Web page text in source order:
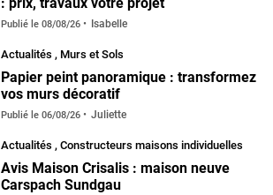
: prix, travaux votre projet
Publié le 08/08/26 Isabelle
Actualités , Murs et Sols
Papier peint panoramique : transformez
vos murs décoratif
Publié le 06/08/26 Juliette
Actualités , Constructeurs maisons individuelles
Avis Maison Crisalis : maison neuve
Carspach Sundgau